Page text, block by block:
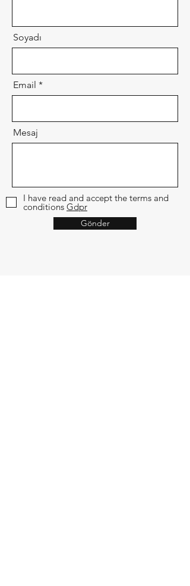
Soyadı
Email
Mesaj
I have read and accept the terms and
conditions Gdpr
Gönder